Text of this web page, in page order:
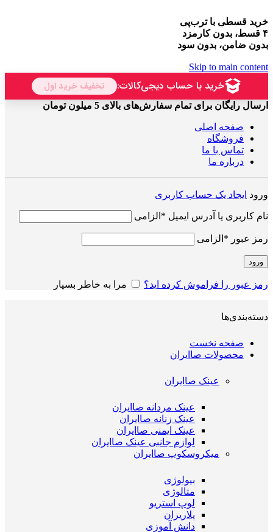
خرید قسطی با ترب‌پی
۴ قسط، بدون کارمزد
بدون ضامن، بدون سود
Skip to main content
ارسال رایگان برای تمام سفارش‌های بالای 5 میلون تومان
صفحه اصلی
فروشگاه
تماس با ما
درباره ما
ورود ایجاد یک حساب کاربری
نام کاربری یا آدرس ایمیل * الزامی
رمز عبور * الزامی
ورود
رمز عبور را فراموش کرده اید؟ مرا به خاطر بسپار
دسته‌بندی‌ها
صفحه نخست
محصولات صاایران
عینک صاایران
عینک مردانه صاایران
عینک زنانه صاایران
عینک ایمنی صاایران
لوازم جانبی عینک صاایران
میکروسکوپ صاایران
بیولوژی
متالوژی
لوپ استریو
پلاریزان
دانش آموزی